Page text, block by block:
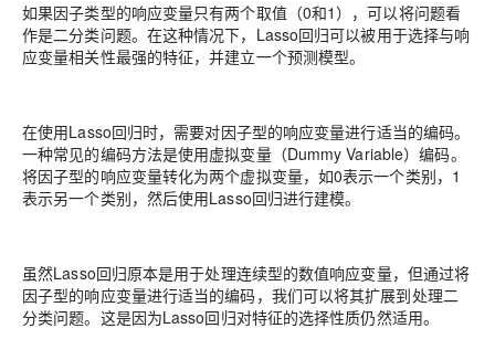
如果因子类型的响应变量只有两个取值（0和1），可以将问题看
作是二分类问题。在这种情况下，Lasso回归可以被用于选择与响
应变量相关性最强的特征，并建立一个预测模型。
在使用Lasso回归时，需要对因子型的响应变量进行适当的编码。
一种常见的编码方法是使用虚拟变量（Dummy Variable）编码。
将因子型的响应变量转化为两个虚拟变量，如0表示一个类别，1
表示另一个类别，然后使用Lasso回归进行建模。
虽然Lasso回归原本是用于处理连续型的数值响应变量，但通过将
因子型的响应变量进行适当的编码，我们可以将其扩展到处理二
分类问题。这是因为Lasso回归对特征的选择性质仍然适用。